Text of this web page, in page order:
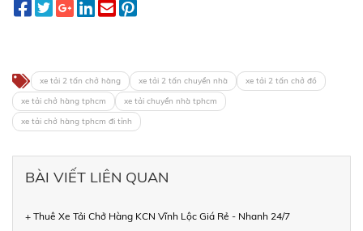
xe tải 2 tấn chở hàng xe tải 2 tấn chuyển nhà
xe tải 2 tấn chở đồ
xe tải chở hàng tphcm
xe tải chuyển nhà tphcm
xe tải chở hàng tphcm đi tỉnh
BÀI VIẾT LIÊN QUAN
+ Thuê Xe Tải Chở Hàng KCN Vĩnh Lộc Giá Rẻ - Nhanh 24/7